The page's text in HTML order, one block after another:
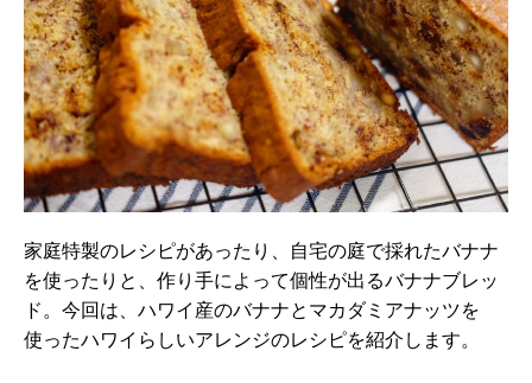
家庭特製のレシピがあったり、自宅の庭で採れたバナナ
を使ったりと、作り手によって個性が出るバナナブレッ
ド。今回は、ハワイ産のバナナとマカダミアナッツを
使ったハワイらしいアレンジのレシピを紹介します。